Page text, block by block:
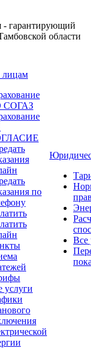
- гарантирующий
области
лицам
СОГАЗ
по
услуги
Все